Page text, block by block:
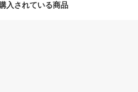
入されている商品